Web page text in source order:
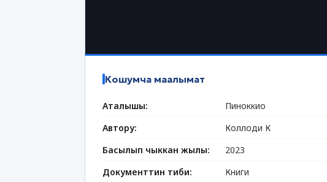
Кошумча маалымат
Аталышы:
Пиноккио
Автору:
Коллоди К
Басылып чыккан жылы:
2023
Документтин тиби:
Книги